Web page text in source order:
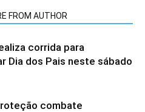
FROM AUTHOR
corrida para
Dia dos Pais neste sábado
combate